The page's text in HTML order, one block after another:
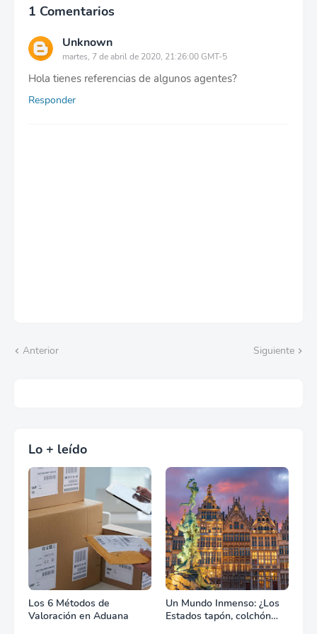
1 Comentarios
Unknown
martes, 7 de abril de 2020, 21:26:00 GMT-5
Hola tienes referencias de algunos agentes?
Responder
Anterior Siguiente
Lo + leído
Los 6 Métodos de
Valoración en Aduana
Un Mundo Inmenso: ¿Los
Estados tapón, colchón